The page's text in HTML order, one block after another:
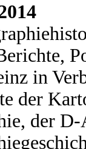
in
der
der